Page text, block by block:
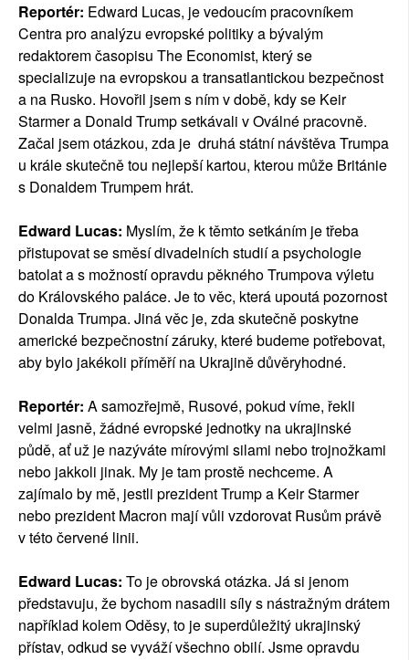
Reportér: Edward Lucas, je vedoucím pracovníkem
Centra pro analýzu evropské politiky a bývalým
redaktorem časopisu The Economist, který se
specializuje na evropskou a transatlantickou bezpečnost
a na Rusko. Hovořil jsem s ním v době, kdy se Keir
Starmer a Donald Trump setkávali v Oválné pracovně.
Začal jsem otázkou, zda je druhá státní návštěva Trumpa
u krále skutečně tou nejlepší kartou, kterou může Británie
s Donaldem Trumpem hrát.
Edward Lucas: Myslím, že k těmto setkáním je třeba
přistupovat se směsí divadelních studií a psychologie
batolat a s možností opravdu pěkného Trumpova výletu
do Královského paláce. Je to věc, která upoutá pozornost
Donalda Trumpa. Jiná věc je, zda skutečně poskytne
americké bezpečnostní záruky, které budeme potřebovat,
aby bylo jakékoli příměří na Ukrajině důvěryhodné.
Reportér: A samozřejmě, Rusové, pokud víme, řekli
velmi jasně, žádné evropské jednotky na ukrajinské
půdě, ať už je nazýváte mírovými silami nebo trojnožkami
nebo jakkoli jinak. My je tam prostě nechceme. A
zajímalo by mě, jestli prezident Trump a Keir Starmer
nebo prezident Macron mají vůli vzdorovat Rusům právě
v této červené linii.
Edward Lucas: To je obrovská otázka. Já si jenom
představuju, že bychom nasadili síly s nástražným drátem
například kolem Oděsy, to je superdůležitý ukrajinský
přístav, odkud se vyváží všechno obilí. Jsme opravdu